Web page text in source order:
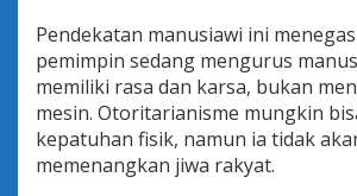
Pendekatan manusiawi ini
pemimpin sedang mengurus
memiliki rasa dan karsa, bukan
mesin. Otoritarianisme mungkin
kepatuhan fisik, namun ia tidak
memenangkan jiwa rakyat.